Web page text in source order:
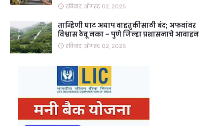
रविवार, ऑगस्ट ०२, २०२६
ताम्हिणी घाट अद्याप वाहतुकीसाठी बंद; अफवांवर
विश्वास ठेवू नका – पुणे जिल्हा प्रशासनाचे आवाहन
रविवार, ऑगस्ट ०२, २०२६